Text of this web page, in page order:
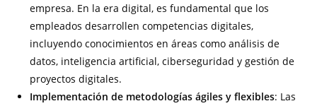
empresa. En la era digital, es fundamental que los
empleados desarrollen competencias digitales,
incluyendo conocimientos en áreas como análisis de
datos, inteligencia artificial, ciberseguridad y gestión de
proyectos digitales.
Implementación de metodologías ágiles y flexibles: Las